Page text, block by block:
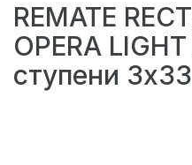
REMATE
OPERA
ступени